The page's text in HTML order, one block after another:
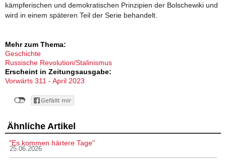
kämpferischen und demokratischen Prinzipien der Bolschewiki und
wird in einem späteren Teil der Serie behandelt.
Mehr zum Thema:
Geschichte
Russische Revolution/Stalinismus
Erscheint in Zeitungsausgabe:
Vorwärts 311 - April 2023
Ähnliche Artikel
"Es kommen härtere Tage"
25.06.2026